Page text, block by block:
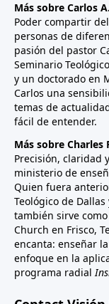
Más sobre Carlos
Poder compartir
personas de
pasión del pastor
Seminario
y un doctorado en
Carlos una
temas de
fácil de entender.
Más sobre Charles
Precisión, claridad
ministerio de
Quien fuera
Teológico de
también sirve
Church en Frisco,
encanta: enseñar
enfoque en la
programa radial